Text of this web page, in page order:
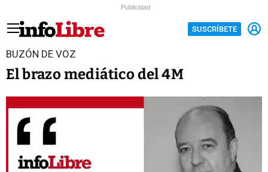
Publicidad
SUSCRÍBETE
BUZÓN DE VOZ
El brazo mediático del 4M